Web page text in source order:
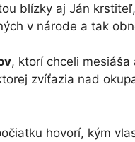
blízky aj Ján
v národe a tak
, ktorí chceli
zvíťazia nad
hovorí, kým